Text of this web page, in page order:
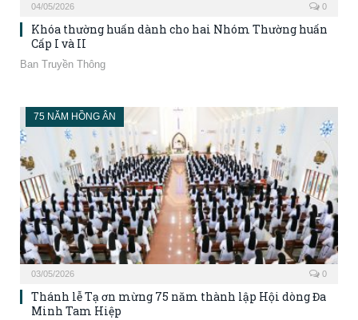
04/05/2026 0
Khóa thường huấn dành cho hai Nhóm Thường huấn
Cấp I và II
Ban Truyền Thông
75 NĂM HỒNG ÂN
03/05/2026 0
Thánh lễ Tạ ơn mừng 75 năm thành lập Hội dòng Đa
Minh Tam Hiệp